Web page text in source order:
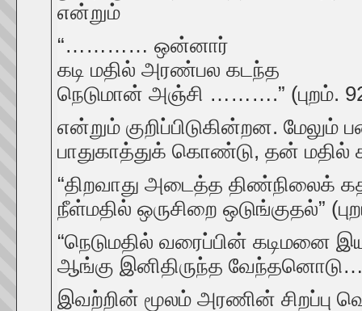
என்றும்
“………… ஒன்னார்
கடி மதில் அரண்பல கடந்த
நெடுமான் அஞ்சி ……….” (புறம்.
என்றும் குறிப்பிடுகின்றன.
பாதுகாத்துக் கொண்டு, தன் மதில்
“திறவாது அடைத்த திண்நிலைக்
நீள்மதில் ஒருசிறை ஒடுங்குதல்”
“நெடுமதில் வரைப்பின் கடிமனை
ஆங்கு இனிதிருந்த
இவற்றின் மூலம் அரணின் சிறப்பு